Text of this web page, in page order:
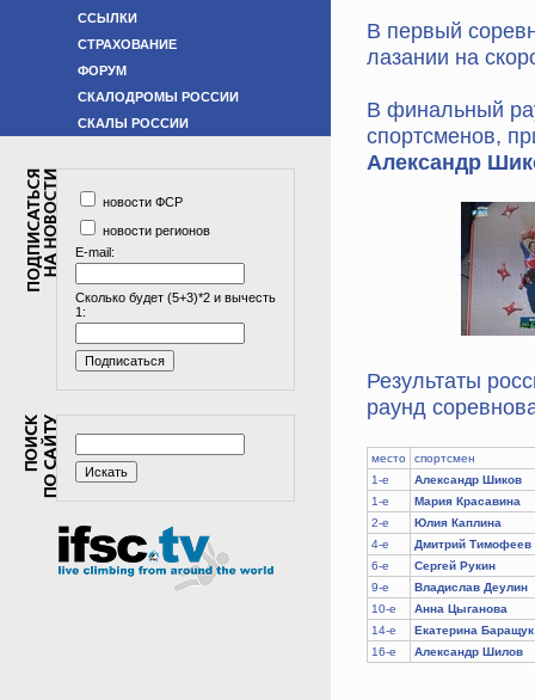
ССЫЛКИ
СТРАХОВАНИЕ
ФОРУМ
СКАЛОДРОМЫ РОССИИ
СКАЛЫ РОССИИ
новости ФСР
новости регионов
E-mail:
Сколько будет (5+3)*2 и вычесть
1:
В первый
лазании на
В финальный
спортсменов,
Александр
Результаты
раунд
место
спортсмен
1-е
Александр Шиков
1-е
Мария Красавина
2-е
Юлия Каплина
4-е
Дмитрий Тимофеев
6-е
Сергей Рукин
9-е
Владислав Деулин
10-е
Анна Цыганова
14-е
Екатерина Баращук
16-е
Александр Шилов